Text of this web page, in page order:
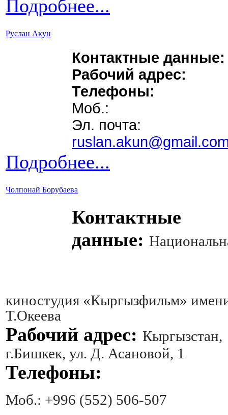
Подробнее...
Руслан Акун
Контактные данные:
Рабочий адрес:
Телефоны:
Моб.:
Эл. почта:
Подробнее...
Чолпонай Борубаева
Контактные
данные:
киностудия «Кыргызфильм»
Т.Океева
Рабочий адрес: Кыргызстан,
г.Бишкек, ул. Д. Асановой, 1
Телефоны:
Моб.: +996 (552) 506-507